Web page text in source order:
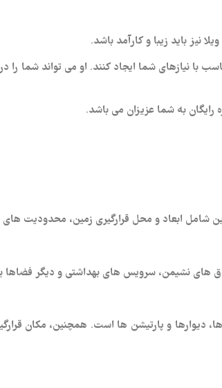
نیز باید زیبا و کارآمد باشد.
با نیازهای شما ایجاد کنند. او می‌ تواند شما
رایگان به شما عزیزان می باشد.
شامل ابعاد و محل قرارگیری زمین، محدودیت‌
های نشیمن، سرویس‌ های بهداشتی و دیگر فضاها
دیوارها و پارتیشن‌ ها است. همچنین، مکان